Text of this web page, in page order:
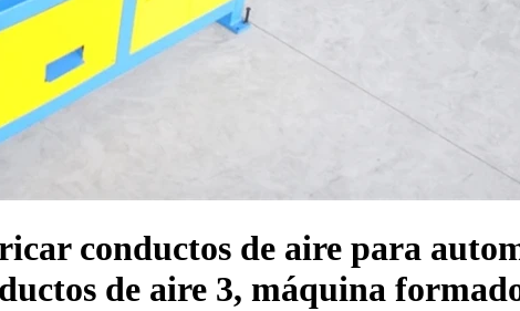
conductos de aire para
de aire 3, máquina